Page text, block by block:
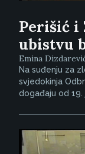
Perišić i
ubistvu
Emina
Na suđenju za
svjedokinja
događaju od 19.